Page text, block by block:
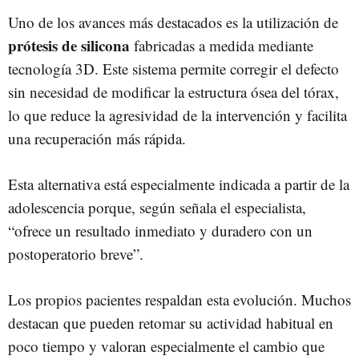
Uno de los avances más destacados es la utilización de
prótesis de silicona fabricadas a medida mediante
tecnología 3D. Este sistema permite corregir el defecto
sin necesidad de modificar la estructura ósea del tórax,
lo que reduce la agresividad de la intervención y facilita
una recuperación más rápida.
Esta alternativa está especialmente indicada a partir de la
adolescencia porque, según señala el especialista,
“ofrece un resultado inmediato y duradero con un
postoperatorio breve”.
Los propios pacientes respaldan esta evolución. Muchos
destacan que pueden retomar su actividad habitual en
poco tiempo y valoran especialmente el cambio que